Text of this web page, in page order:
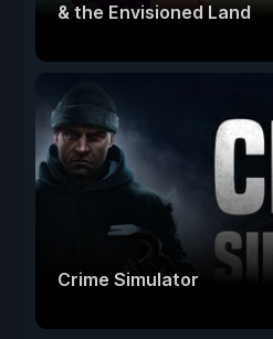
& the Envisioned Land
Crime Simulator